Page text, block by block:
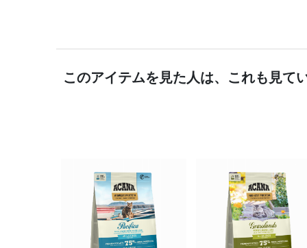
このアイテムを見た人は、これも見て